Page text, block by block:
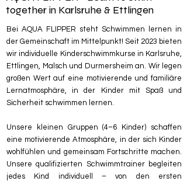
together in Karlsruhe & Ettlingen
Bei AQUA FLIPPER steht Schwimmen lernen in
der Gemeinschaft im Mittelpunkt! Seit 2023 bieten
wir individuelle Kinderschwimmkurse in Karlsruhe,
Ettlingen, Malsch und Durmersheim an. Wir legen
großen Wert auf eine motivierende und familiäre
Lernatmosphäre, in der Kinder mit Spaß und
Sicherheit schwimmen lernen.
Unsere kleinen Gruppen (4–6 Kinder) schaffen
eine motivierende Atmosphäre, in der sich Kinder
wohlfühlen und gemeinsam Fortschritte machen.
Unsere qualifizierten Schwimmtrainer begleiten
jedes Kind individuell – von den ersten